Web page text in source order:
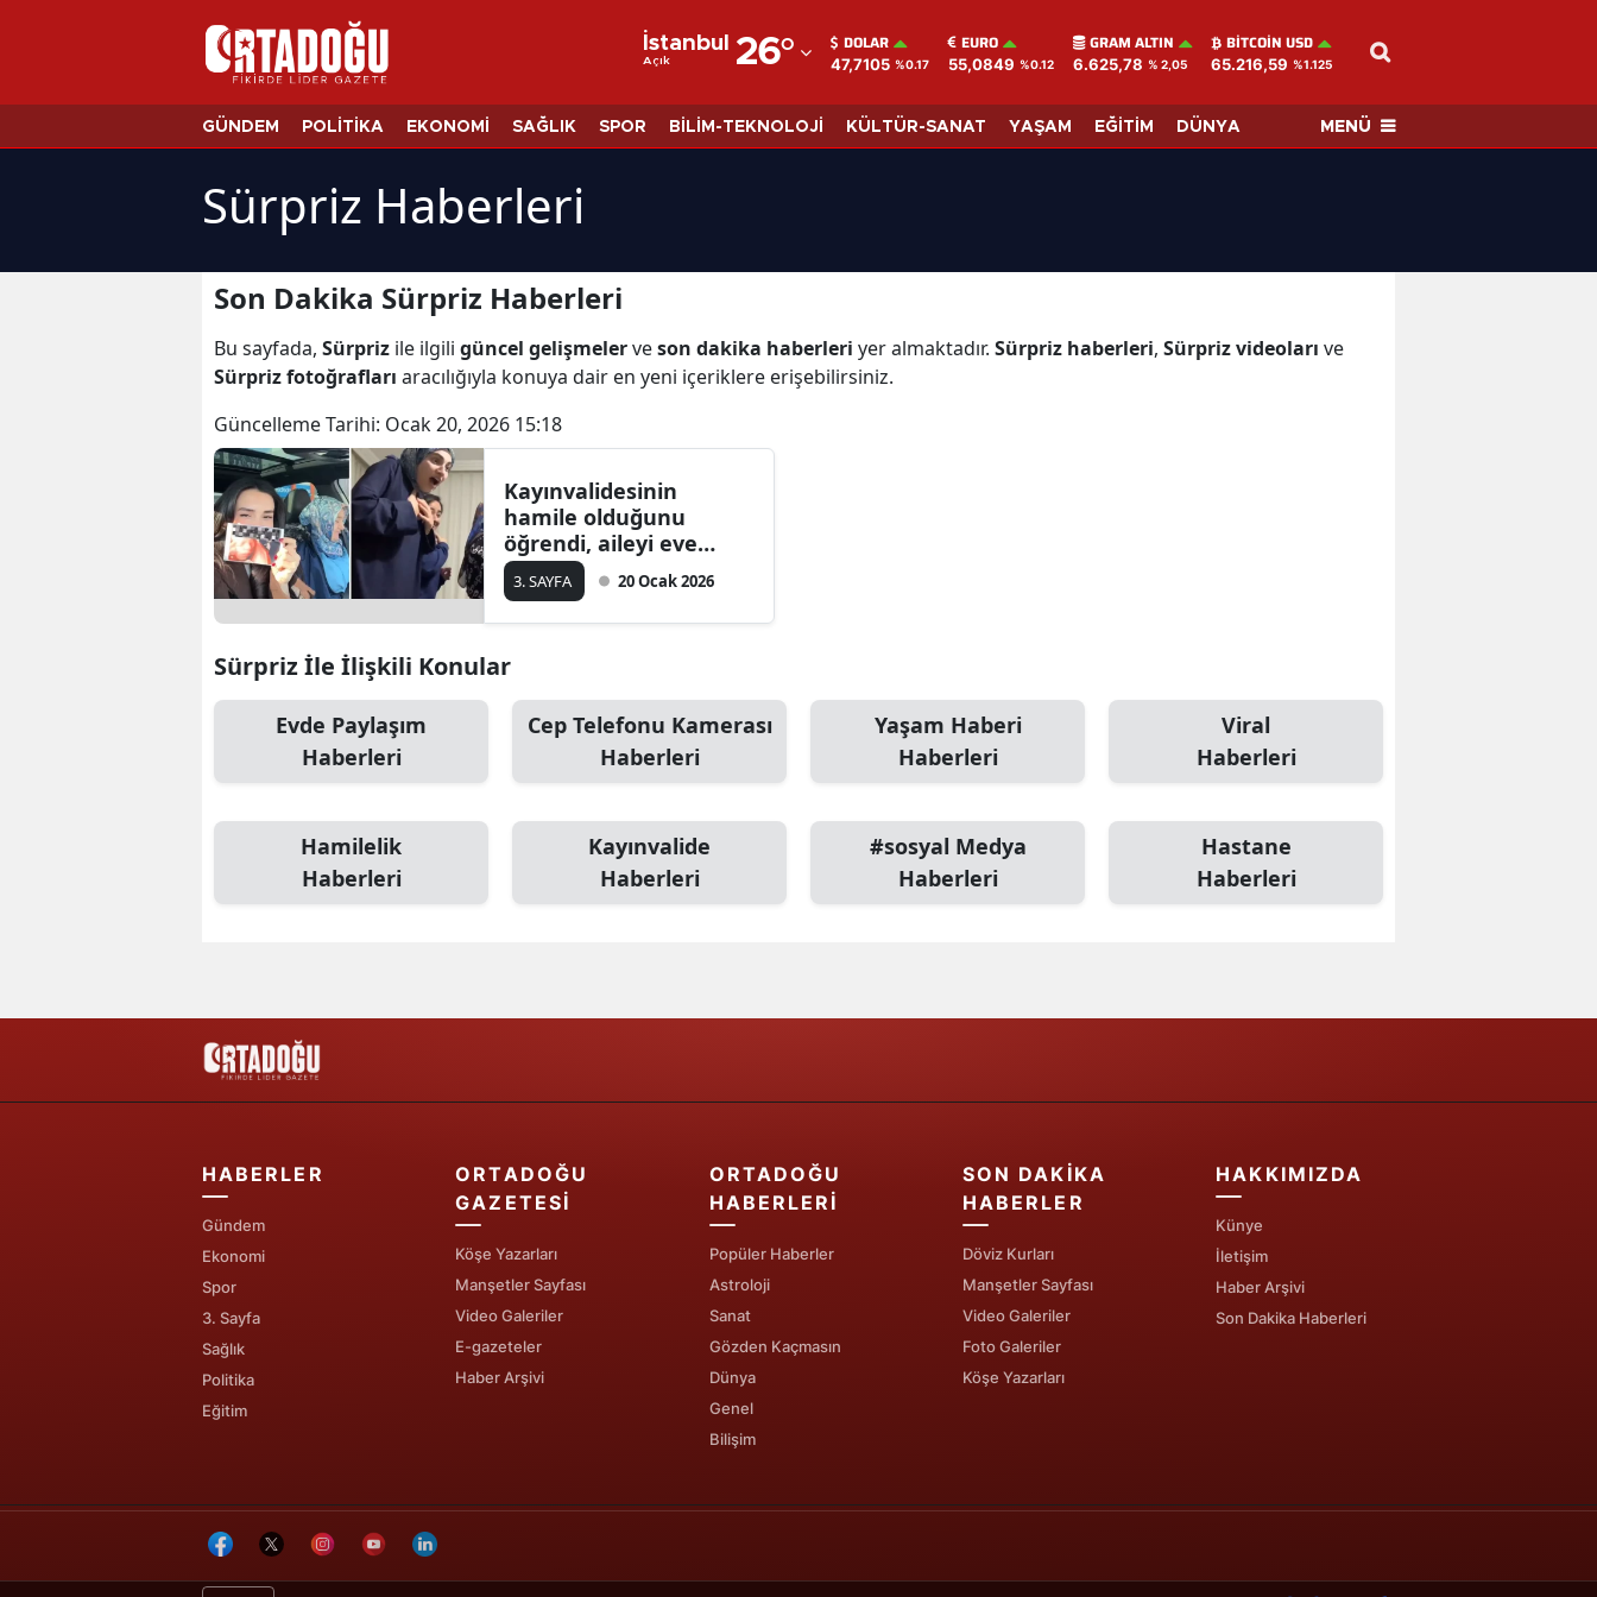
İstanbul
Açık 26°
Adana
Adıyaman
Antalya
Balıkesir
Bilecik
Bolu
Burdur
Çanakkale
Erzincan
Eskişehir
Gaziantep
Giresun
Gümüşhane
Isparta
DOLAR
47,7105 %0.17
EURO
55,0849 %0.12
GRAM ALTIN
6.625,78 % 2,05
BITCOIN USD
65.216,59 %1.125
GÜNDEM POLİTİKA EKONOMİ SAĞLIK SPOR BİLİM-TEKNOLOJİ KÜLTÜR-SANAT YAŞAM EĞİTİM DÜNYA MENÜ
Sürpriz Haberleri
Son Dakika Sürpriz Haberleri
Bu sayfada, Sürpriz ile ilgili güncel gelişmelerveson dakika haberleri yer almaktadır. Sürpriz haberleri, Sürpriz videoları ve
Sürpriz fotoğrafları aracılığıyla konuya dair en yeni içeriklere erişebilirsiniz.
Güncelleme Tarihi: Ocak 20, 2026 15:18
Kayınvalidesinin
hamile olduğunu
öğrendi, aileyi eve
çağırınca şaşkınlık
yaşandı
3. SAYFA 20 Ocak 2026
Sürpriz İle İlişkili Konular
Evde Paylaşım
Haberleri
Cep Telefonu Kamerası
Haberleri
Yaşam Haberi
Haberleri
Viral
Haberleri
Hamilelik
Haberleri
Kayınvalide
Haberleri
#sosyal Medya
Haberleri
Hastane
Haberleri
HABERLER
Gündem
Ekonomi
Spor
3. Sayfa
Sağlık
Politika
Eğitim
ORTADOĞU
GAZETESI
Köşe Yazarları
Manşetler Sayfası
Video Galeriler
E-gazeteler
Haber Arşivi
ORTADOĞU
HABERLERI
Popüler Haberler
Astroloji
Sanat
Gözden Kaçmasın
Dünya
Genel
Bilişim
SON DAKIKA
HABERLER
Döviz Kurları
Manşetler Sayfası
Video Galeriler
Foto Galeriler
Köşe Yazarları
HAKKIMIZDA
Künye
İletişim
Haber Arşivi
Son Dakika Haberleri